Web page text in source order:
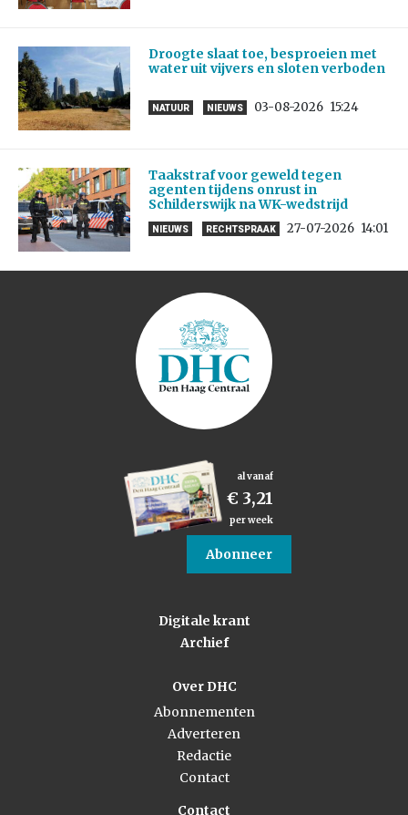
Droogte slaat toe, besproeien met
water uit vijvers en sloten verboden
NATUUR NIEUWS 03-08-2026 15:24
Taakstraf voor geweld tegen
agenten tijdens onrust in
Schilderswijk na WK-wedstrijd
NIEUWS RECHTSPRAAK 27-07-2026 14:01
al vanaf
€ 3,21
per week
Abonneer
Digitale krant
Archief
Over DHC
Abonnementen
Adverteren
Redactie
Contact
Contact